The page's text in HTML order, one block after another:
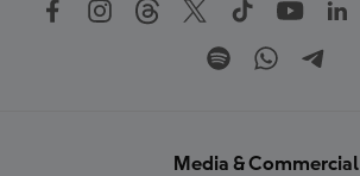
Media & Commercial